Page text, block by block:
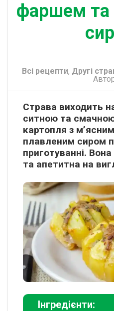
фаршем та
Всі рецепти, Другі
Страва виходить
ситною та
картопля з
плавленим сиром
приготуванні.
та апетитна на
Інгредієнти: